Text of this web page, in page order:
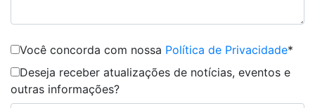
Você concorda com nossa Política de Privacidade*
Deseja receber atualizações de notícias, eventos e
outras informações?